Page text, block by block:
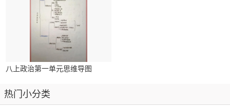
八上政治第一单元思维导图
热门小分类